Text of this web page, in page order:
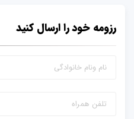
رزومه خود را ارسال کنید